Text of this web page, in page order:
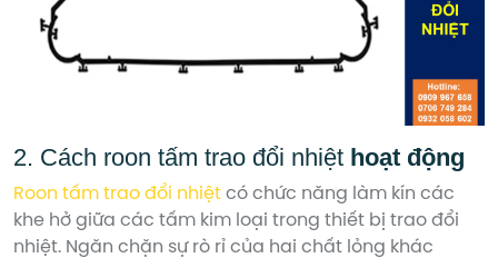
2. Cách roon tấm trao đổi nhiệt hoạt động
Roon tấm trao đổi nhiệt có chức năng làm kín các
khe hở giữa các tấm kim loại trong thiết bị trao đổi
nhiệt. Ngăn chặn sự rò rỉ của hai chất lỏng khác